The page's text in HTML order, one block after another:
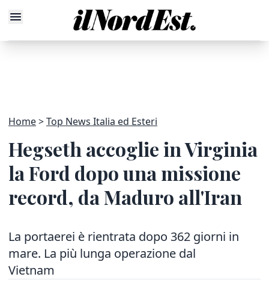
Home Top News Italia ed Esteri
Hegseth accoglie in Virginia
la Ford dopo una missione
record, da Maduro all'Iran
La portaerei è rientrata dopo 362 giorni in
mare. La più lunga operazione dal
Vietnam